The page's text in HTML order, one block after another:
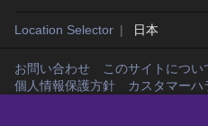
Location Selector 日本
お問い合わせ
このサイトについ
個人情報保護方針
カスタマー